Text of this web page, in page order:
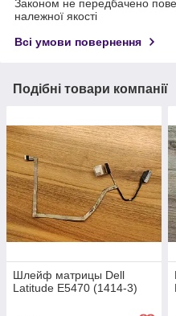
Законом не передбачено
належної якості
Всі умови повернення
Подібні товари компанії
Шлейф матрицы Dell
Latitude E5470 (1414-3)